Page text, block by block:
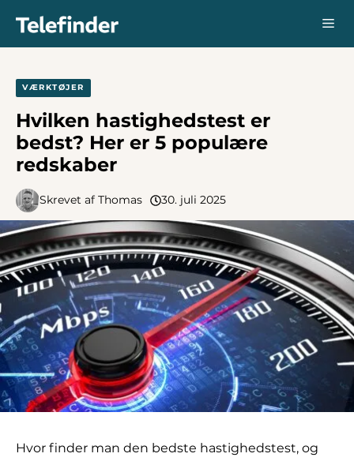
VÆRKTØJER
Hvilken hastighedstest er
bedst? Her er 5 populære
redskaber
Skrevet af Thomas 30. juli 2025
Hvor finder man den bedste hastighedstest, og